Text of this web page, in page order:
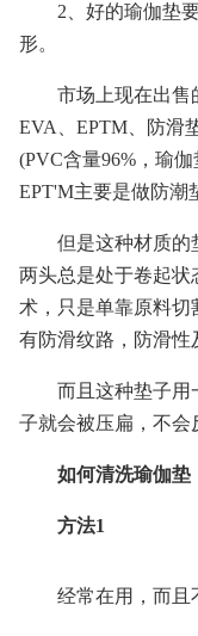
2、好的瑜伽垫
形。
市场上现在出售
EVA、EPTM、防滑
(PVC含量96%，瑜
EPT'M主要是做防潮
但是这种材质的
两头总是处于卷起状
术，只是单靠原料切
有防滑纹路，防滑性
而且这种垫子用
子就会被压扁，不会
如何清洗瑜伽垫
方法1
经常在用，而且